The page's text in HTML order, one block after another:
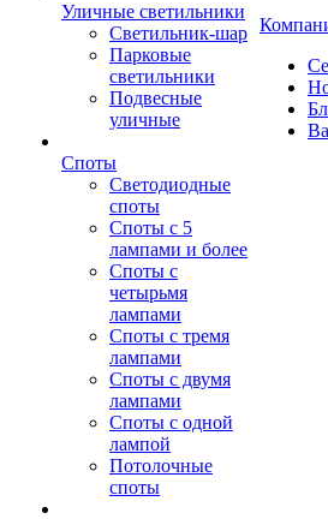
Уличные светильники
Светильник-шар
Парковые
светильники
Подвесные
уличные
Споты
Светодиодные
споты
Споты с 5
лампами и более
Споты с
четырьмя
лампами
Споты с тремя
лампами
Споты с двумя
лампами
Споты с одной
лампой
Потолочные
споты